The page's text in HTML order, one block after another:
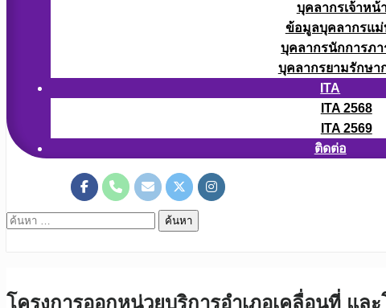
บุคลากรเจ้าหน้
ข้อมูลบุคลากรแม่
บุคลากรนักการภา
บุคลากรยามรักษา
ITA
ITA 2568
ITA 2569
ติดต่อ
ค้นหา
โครงการออกหน่วยบริการอำเภอเคลื่อนที่ แ